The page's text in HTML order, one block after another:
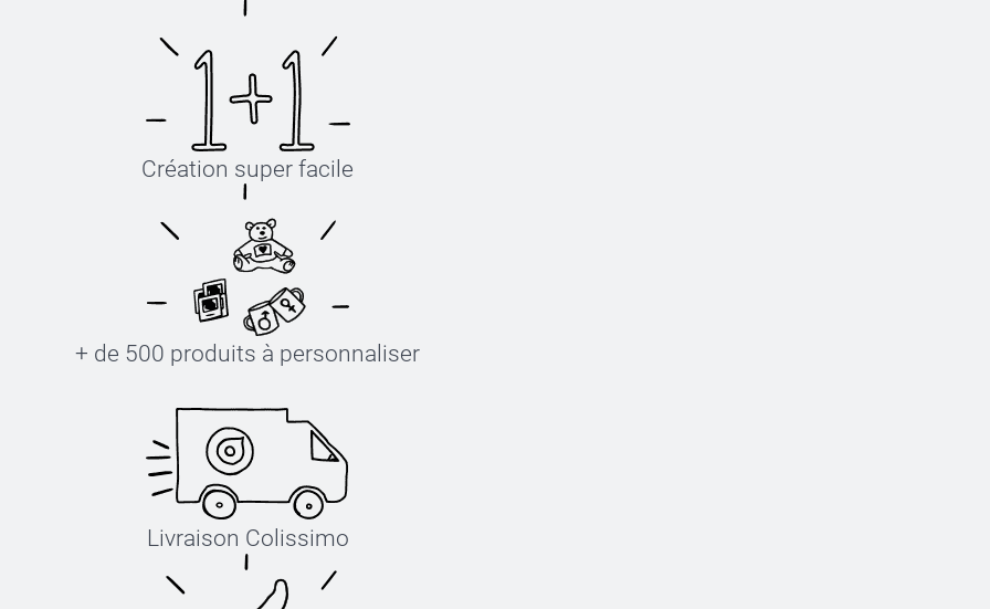
Création super facile
+ de 500 produits à personnaliser
Livraison Colissimo